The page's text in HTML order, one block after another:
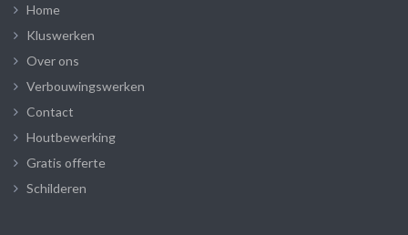
Home
Kluswerken
Over ons
Verbouwingswerken
Contact
Houtbewerking
Gratis offerte
Schilderen